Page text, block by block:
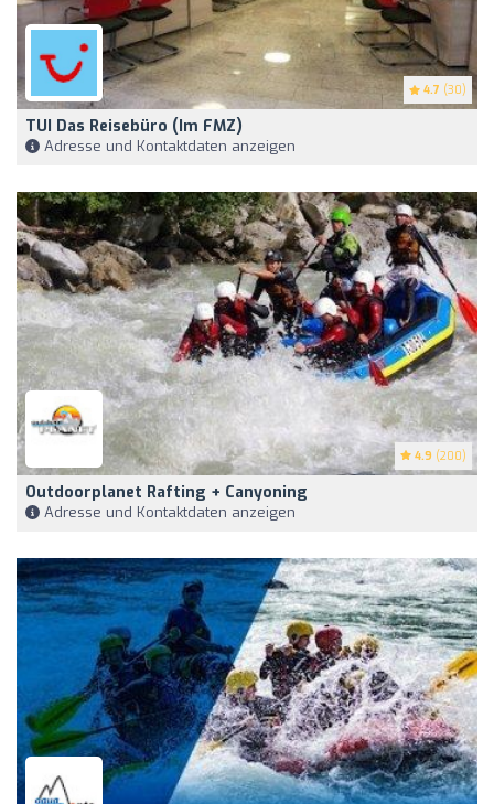
4.7 (30)
TUI Das Reisebüro (im FMZ)
Adresse und Kontaktdaten anzeigen
4.9 (200)
Outdoorplanet Rafting + Canyoning
Adresse und Kontaktdaten anzeigen